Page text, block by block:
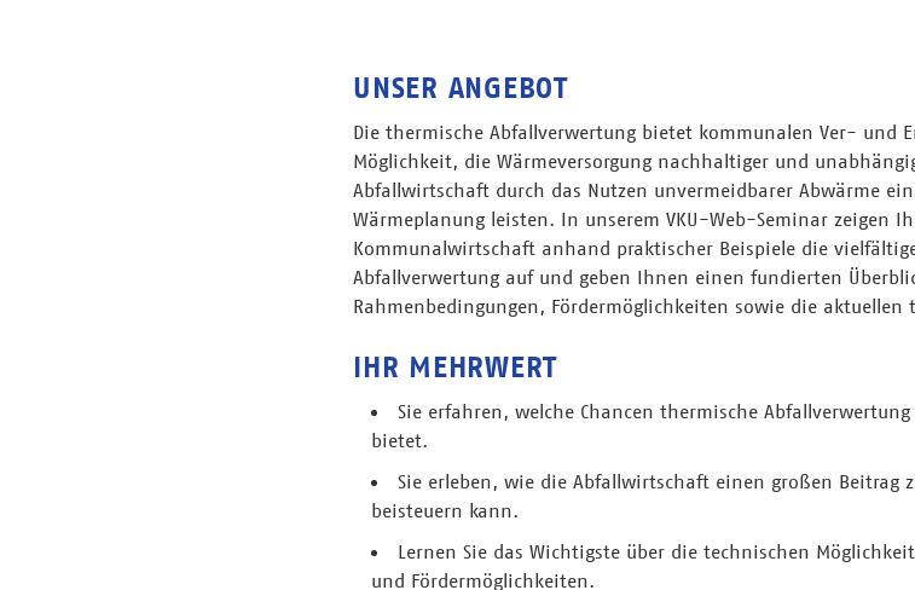
UNSER ANGEBOT
Die thermische Abfallverwertung bietet kommunalen Ver- und
Möglichkeit, die Wärmeversorgung nachhaltiger und
Abfallwirtschaft durch das Nutzen unvermeidbarer Abwärme
Wärmeplanung leisten. In unserem VKU-Web-Seminar zeigen
Kommunalwirtschaft anhand praktischer Beispiele die
Abfallverwertung auf und geben Ihnen einen fundierten
Rahmenbedingungen, Fördermöglichkeiten sowie die aktuellen
IHR MEHRWERT
Sie erfahren, welche Chancen thermische
bietet.
Sie erleben, wie die Abfallwirtschaft einen großen Beitrag
beisteuern kann.
Lernen Sie das Wichtigste über die technischen
und Fördermöglichkeiten.